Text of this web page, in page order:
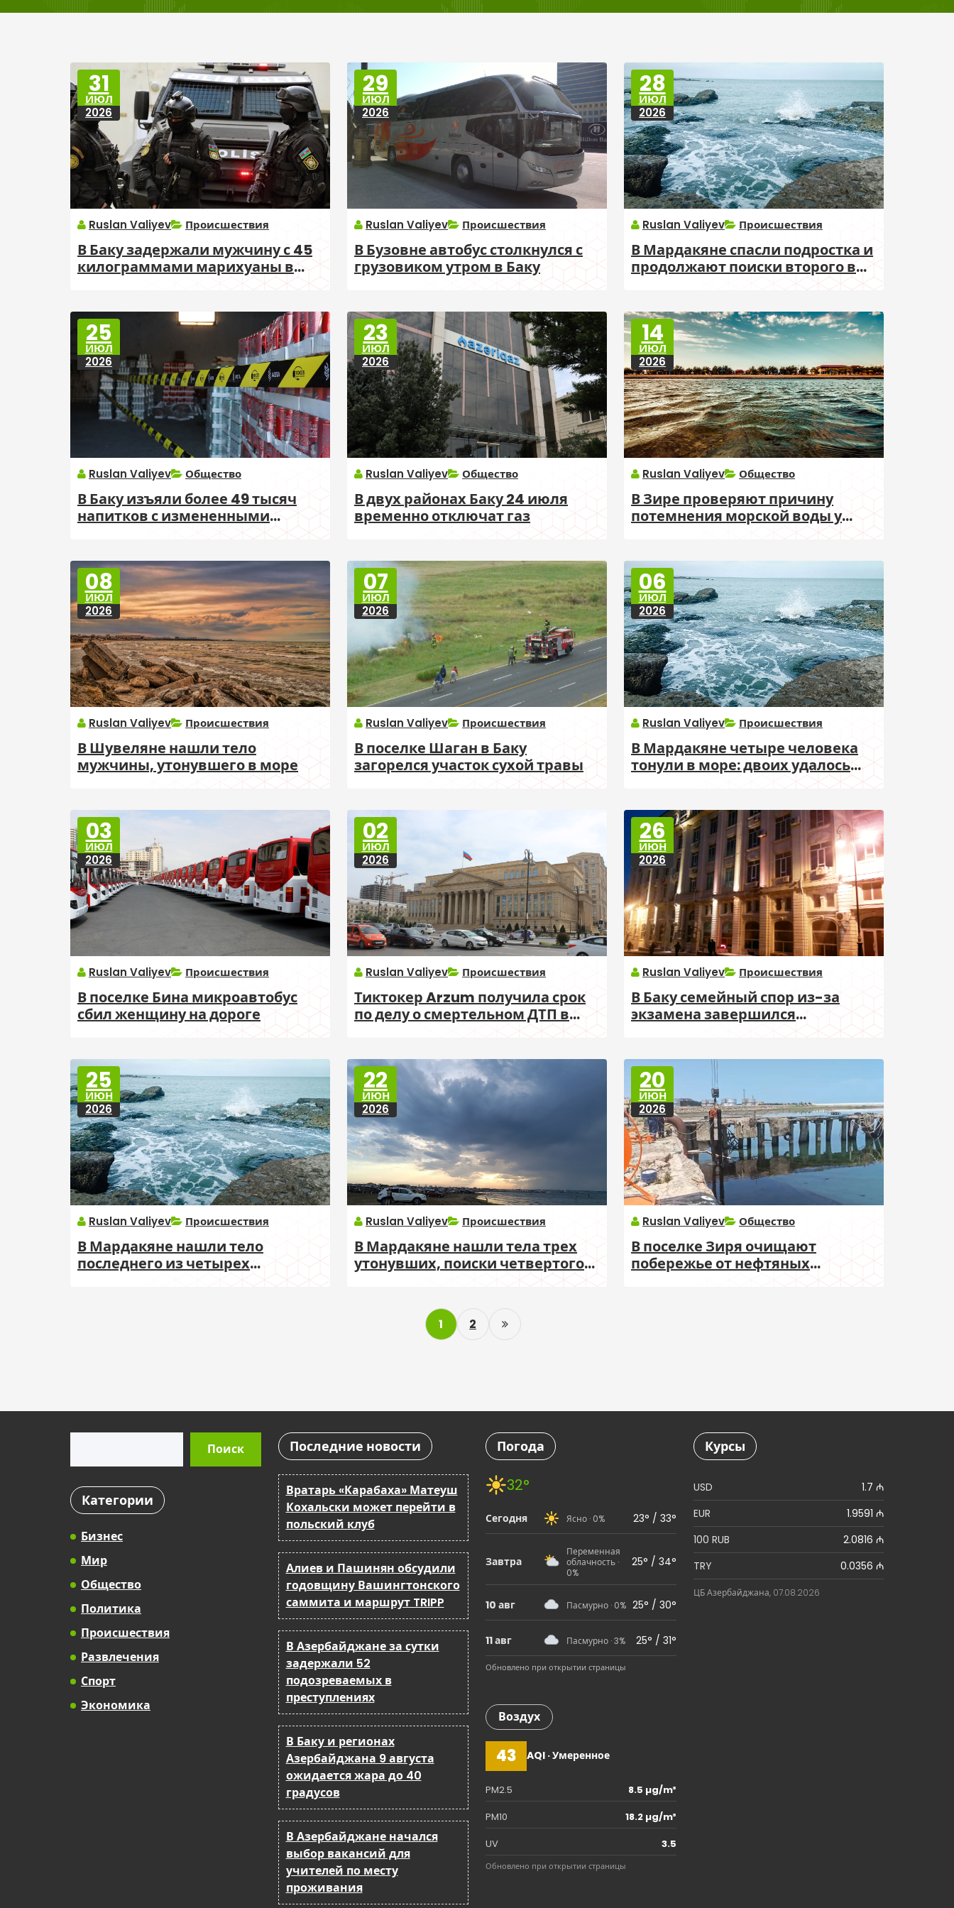
31
ИЮЛ
2026
Ruslan Valiyev Происшествия
В Баку задержали мужчину с 45
килограммами марихуаны в
29
ИЮЛ
2026
Ruslan Valiyev Происшествия
В Бузовне автобус столкнулся с
грузовиком утром в Баку
28
ИЮЛ
2026
Ruslan Valiyev Происшествия
В Мардакяне спасли подростка и
продолжают поиски второго в
25
ИЮЛ
2026
Ruslan Valiyev Общество
В Баку изъяли более 49 тысяч
напитков с измененными
23
ИЮЛ
2026
Ruslan Valiyev Общество
В двух районах Баку 24 июля
временно отключат газ
14
ИЮЛ
2026
Ruslan Valiyev Общество
В Зире проверяют причину
потемнения морской воды у
08
ИЮЛ
2026
Ruslan Valiyev Происшествия
В Шувеляне нашли тело
мужчины, утонувшего в море
07
ИЮЛ
2026
Ruslan Valiyev Происшествия
В поселке Шаган в Баку
загорелся участок сухой травы
06
ИЮЛ
2026
Ruslan Valiyev Происшествия
В Мардакяне четыре человека
тонули в море: двоих удалось
03
ИЮЛ
2026
Ruslan Valiyev Происшествия
В поселке Бина микроавтобус
сбил женщину на дороге
02
ИЮЛ
2026
Ruslan Valiyev Происшествия
Тиктокер Arzum получила срок
по делу о смертельном ДТП в
26
ИЮН
2026
Ruslan Valiyev Происшествия
В Баку семейный спор из-за
экзамена завершился
25
ИЮН
2026
Ruslan Valiyev Происшествия
В Мардакяне нашли тело
последнего из четырех
22
ИЮН
2026
Ruslan Valiyev Происшествия
В Мардакяне нашли тела трех
утонувших, поиски четвертого
20
ИЮН
2026
Ruslan Valiyev Общество
В поселке Зиря очищают
побережье от нефтяных
P
o
t
p
a
g
n
a
n
1 2
Поиск
Категории
Бизнес
Мир
Общество
Политика
Происшествия
Развлечения
Спорт
Экономика
Последние новости
Вратарь «Карабаха» Матеуш
Кохальски может перейти в
польский клуб
Алиев и Пашинян обсудили
годовщину Вашингтонского
саммита и маршрут TRIPP
В Азербайджане за сутки
задержали 52
подозреваемых в
преступлениях
В Баку и регионах
Азербайджана 9 августа
ожидается жара до 40
градусов
В Азербайджане начался
выбор вакансий для
учителей по месту
проживания
Погода
32°
Сегодня Ясно · 0% 23° / 33°
Завтра
Переменная
облачность ·
0%
25° / 34°
10 авг Пасмурно · 0% 25° / 30°
11 авг Пасмурно · 3% 25° / 31°
Обновлено при открытии страницы
Воздух
43 AQI · Умеренное
PM2.5
8.5 µg/m³
PM10
18.2 µg/m³
UV
3.5
Обновлено при открытии страницы
Курсы
USD
1.7 ₼
EUR
1.9591 ₼
100 RUB
2.0816 ₼
TRY
0.0356 ₼
ЦБ Азербайджана, 07.08.2026